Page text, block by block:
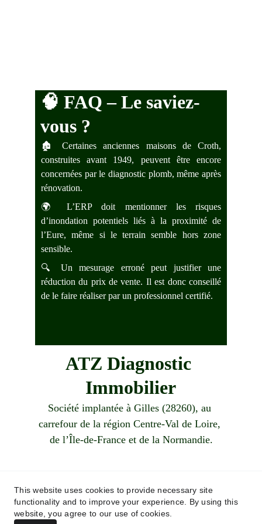
🧠 FAQ – Le saviez-
vous ?
🏚️ Certaines anciennes maisons de Croth,
construites avant 1949, peuvent être encore
concernées par le diagnostic plomb, même après
rénovation.
🌍 L’ERP doit mentionner les risques
d’inondation potentiels liés à la proximité de
l’Eure, même si le terrain semble hors zone
sensible.
🔍 Un mesurage erroné peut justifier une
réduction du prix de vente. Il est donc conseillé
de le faire réaliser par un professionnel certifié.
ATZ Diagnostic
Immobilier
06 83 87 26 15
contact@atzdiagnosticimmobilier.fr
Société implantée à Gilles (28260), au
carrefour de la région Centre-Val de Loire,
de l’Île-de-France et de la Normandie.
This website uses cookies to provide necessary site
functionality and to improve your experience. By using this
website, you agree to our use of cookies.